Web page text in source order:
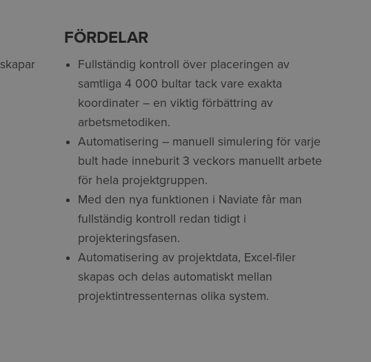
skapar
FÖRDELAR
Fullständig kontroll över placeringen av
samtliga 4 000 bultar tack vare exakta
koordinater – en viktig förbättring av
arbetsmetodiken.
Automatisering – manuell simulering för varje
bult hade inneburit 3 veckors manuellt arbete
för hela projektgruppen.
Med den nya funktionen i Naviate får man
fullständig kontroll redan tidigt i
projekteringsfasen.
Automatisering av projektdata, Excel-filer
skapas och delas automatiskt mellan
projektintressenternas olika system.